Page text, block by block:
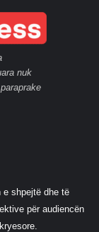
nuk
e shpejtë dhe të
për audiencën